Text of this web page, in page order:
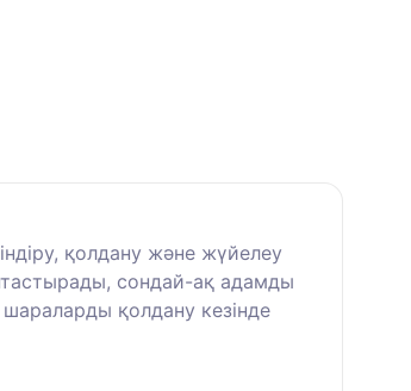
қолдану және жүйелеу
сондай-ақ адамды
қолдану кезінде